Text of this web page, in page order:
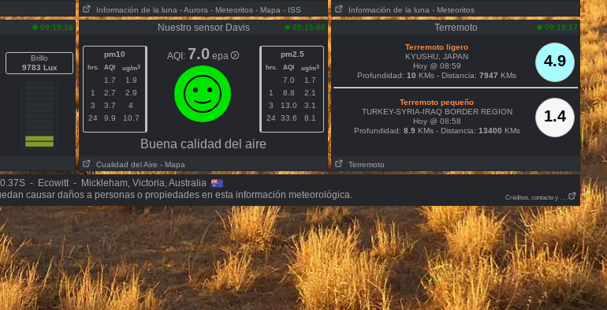
Información de la luna - Aurora - Meteoritos - Mapa - ISS
Información de la luna - Meteoritos
09:19:16
Brillo
9783 Lux
Nuestro sensor Davis 09:15:00
pm10
hrs. AQI ug/m3
1.7
1.9
1
2.7
2.9
3
3.7
4
24
9.9 10.7
AQI: 7.0 epa pm2.5
hrs. AQI ug/m3
7.0
1.7
1
8.8
2.1
3
13.0
3.1
24 33.6 8.1
Buena calidad del aire
Cualidad del Aire - Mapa
Terremoto 09:19:17
4.9
Terremoto ligero
KYUSHU, JAPAN
Hoy @ 08:59
Profundidad: 10 KMs - Distancia: 7947 KMs
1.4
Terremoto pequeño
TURKEY-SYRIA-IRAQ BORDER REGION
Hoy @ 08:58
Profundidad: 8.9 KMs - Distancia: 13400 KMs
Terremoto
- Ecowitt - Mickleham, Victoria, Australia
causar daños a personas o propiedades en esta información meteorológica.
Créditos, contacto y . . .